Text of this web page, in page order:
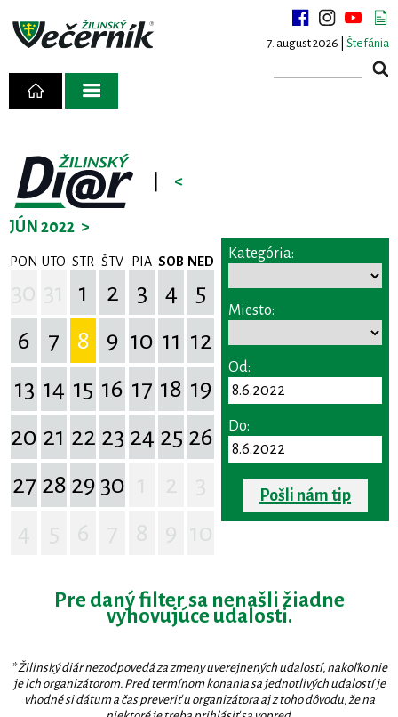
7. august 2026 | Štefánia
<
JÚN 2022 >
PON UTO STR ŠTV PIA SOB NED
1 2 3 4
5
6
7 8 9 10 11 12
13 14 15 16 17 18 19
20 21 22 23 24 25 26
27 28 29 30
Kategória:
Miesto:
Od:
Do:
Pošli nám tip
Pre daný filter sa nenašli žiadne
vyhovujúce udalosti.
* Žilinský diár nezodpovedá za zmeny uverejnených udalostí, nakoľko nie
je ich organizátorom. Pred termínom konania sa jednotlivých udalostí je
vhodné si dátum a čas preveriť u organizátora aj z toho dôvodu, že na